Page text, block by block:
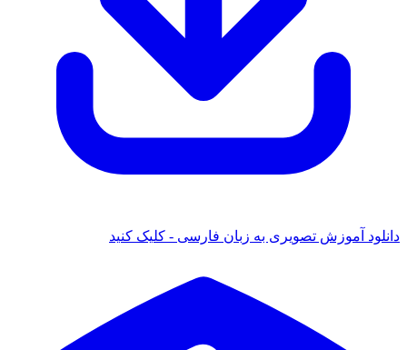
آموزش تصویری به زبان فارسی - کلیک کنید